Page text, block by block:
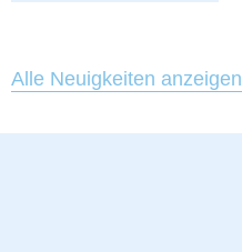
Alle Neuigkeiten anzeigen